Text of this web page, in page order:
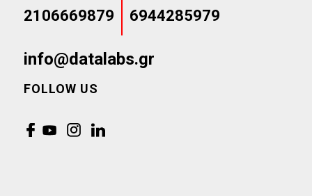
2106669879 6944285979
info@datalabs.gr
FOLLOW US